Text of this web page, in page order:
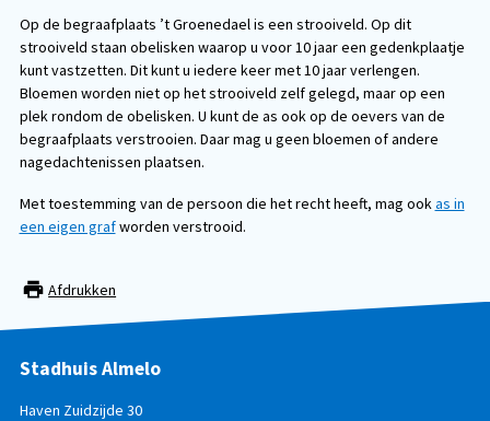
Op de begraafplaats ’t Groenedael is een strooiveld. Op dit
strooiveld staan obelisken waarop u voor 10 jaar een gedenkplaatje
kunt vastzetten. Dit kunt u iedere keer met 10 jaar verlengen.
Bloemen worden niet op het strooiveld zelf gelegd, maar op een
plek rondom de obelisken. U kunt de as ook op de oevers van de
begraafplaats verstrooien. Daar mag u geen bloemen of andere
nagedachtenissen plaatsen.
Met toestemming van de persoon die het recht heeft, mag ookas in
een eigen grafworden verstrooid.
Afdrukken
Stadhuis Almelo
Haven Zuidzijde 30